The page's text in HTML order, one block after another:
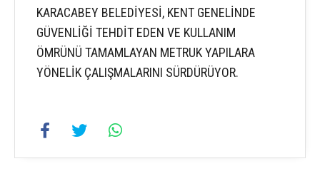
KARACABEY BELEDİYESİ, KENT GENELİNDE
GÜVENLİĞİ TEHDİT EDEN VE KULLANIM
ÖMRÜNÜ TAMAMLAYAN METRUK YAPILARA
YÖNELİK ÇALIŞMALARINI SÜRDÜRÜYOR.